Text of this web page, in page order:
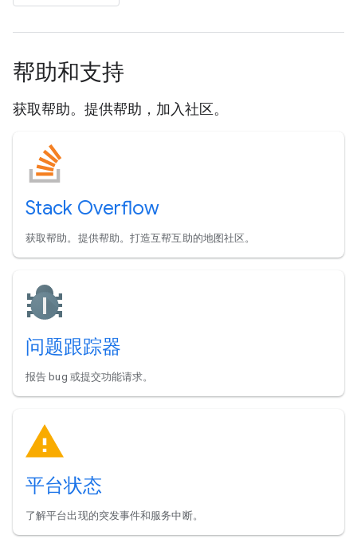
帮助和支持
获取帮助。提供帮助，加入社区。
Stack Overflow
获取帮助。提供帮助。打造互帮互助的地图社区。
问题跟踪器
报告 bug 或提交功能请求。
平台状态
了解平台出现的突发事件和服务中断。